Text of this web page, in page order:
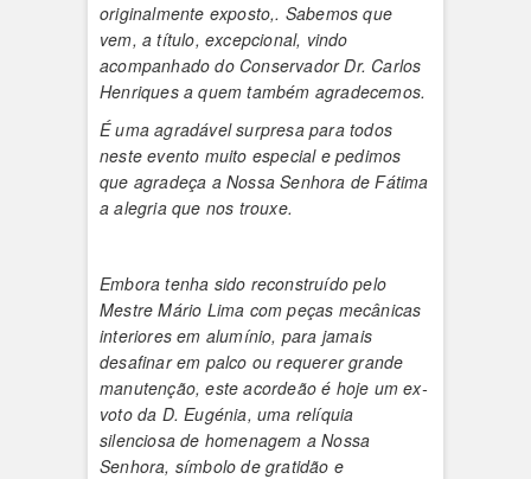
originalmente exposto,. Sabemos que
vem, a título, excepcional, vindo
acompanhado do Conservador Dr. Carlos
Henriques a quem também agradecemos.
É uma agradável surpresa para todos
neste evento muito especial e pedimos
que agradeça a Nossa Senhora de Fátima
a alegria que nos trouxe.
Embora tenha sido reconstruído pelo
Mestre Mário Lima com peças mecânicas
interiores em alumínio, para jamais
desafinar em palco ou requerer grande
manutenção, este acordeão é hoje um ex-
voto da D. Eugénia, uma relíquia
silenciosa de homenagem a Nossa
Senhora, símbolo de gratidão e